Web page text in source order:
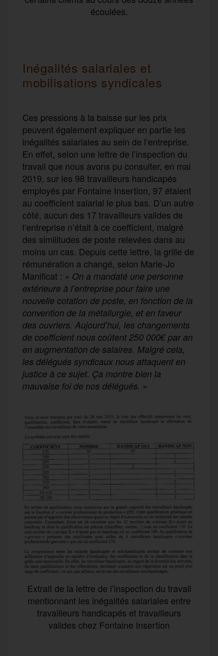
écoulées.
Inégalités salariales et
mobilisations syndicales
Ces pressions à la baisse sur les prix
peuvent également expliquer en partie les
inégalités salariales au sein de l’entreprise.
En effet, selon une lettre de l’inspection du
travail que nous avons pu consulter, en mai
2019, sur les 98 travailleurs handicapés
employés par Fontaine Insertion, 97 étaient
au coefficient salarial le plus bas. D’un autre
côté, aucun des 17 travailleurs valides de
l’entreprise n’était à ce coefficient, malgré
des similitudes de poste relevées dans au
moins un cas. Depuis cette lettre, la grille de
rémunération a changé, selon Marie-Jo
Manificat : « On a mandaté une personne
extérieure à l’entreprise pour faire une
nouvelle cotation de poste, en fonction de la
convention de la métallurgie, et en faveur
des ouvriers. Aujourd’hui, les changements
de coefficient nous coûtent 250 000€ par an
en augmentation de salaires. Malgré cela,
les délégués syndicaux nous attaquent en
justice à ce sujet. Ça montre bien la
mauvaise foi de nos délégués. »
Extrait de la lettre de l’inspection du travail
mentionnant les inégalités salariales entre
travailleurs handicapés et travailleurs
valides chez Fontaine Insertion